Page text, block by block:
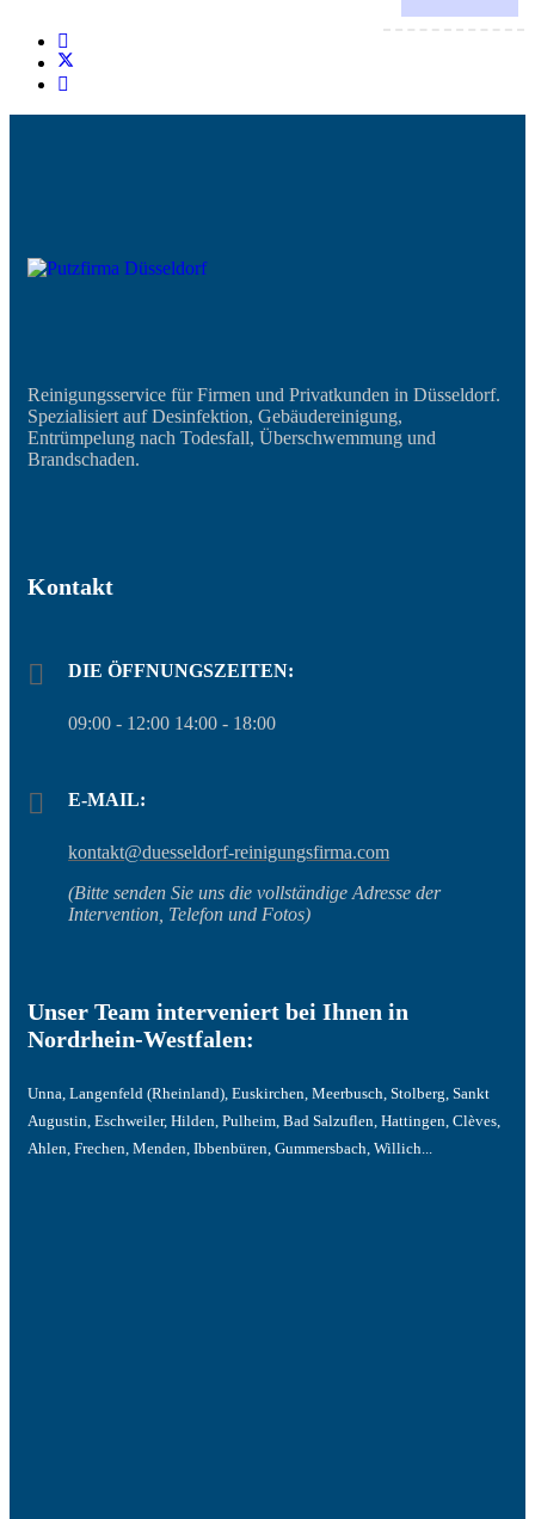
Reinigungsservice für Firmen und Privatkunden in Düsseldorf.
Spezialisiert auf Desinfektion, Gebäudereinigung,
Entrümpelung nach Todesfall, Überschwemmung und
Brandschaden.
Kontakt
DIE ÖFFNUNGSZEITEN:
09:00 - 12:00 14:00 - 18:00
E-MAIL:
kontakt@duesseldorf-reinigungsfirma.com
(Bitte senden Sie uns die vollständige Adresse der
Intervention, Telefon und Fotos)
Unser Team interveniert bei Ihnen in
Nordrhein-Westfalen:
Unna, Langenfeld (Rheinland), Euskirchen, Meerbusch, Stolberg, Sankt
Augustin, Eschweiler, Hilden, Pulheim, Bad Salzuflen, Hattingen, Clèves,
Ahlen, Frechen, Menden, Ibbenbüren, Gummersbach, Willich...